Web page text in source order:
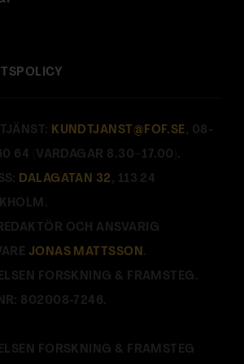
KUNDTJANST@FOF.SE , 08-
64 (VARDAGAR 8.30–17.00).
DALAGATAN 32 , 113 24
OCH ANSVARIG
JONAS MATTSSON.
FORSKNING & FRAMSTEG.
802008-7246.
FORSKNING & FRAMSTEG